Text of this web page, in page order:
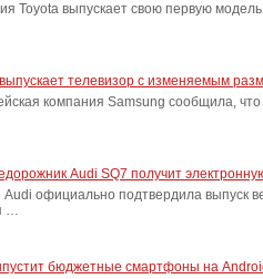
Toyota выпускает свою первую
телевизор с изменяемым
компания Samsung сообщила,
Audi SQ7 получит
Audi официально подтвердила выпуск
…
бюджетные смартфоны на